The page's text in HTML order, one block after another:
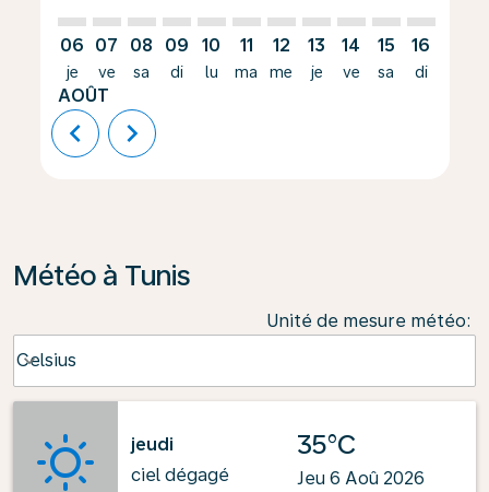
06
je
AOÛT
07
ve
08
sa
09
di
10
lu
11
ma
12
me
13
je
14
ve
15
sa
16
di
chevron_left chevron_right
Météo à Tunis
Unité de mesure météo:
Celsius
keyboard_arrow_down
jeudi
ciel dégagé
35°C
Jeu 6 Aoû 2026